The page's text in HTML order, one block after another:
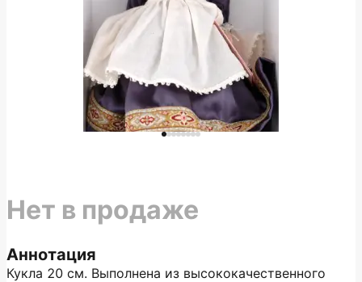
Аннотация
Кукла 20 см. Выполнена из высококачественного
Нет в продаже